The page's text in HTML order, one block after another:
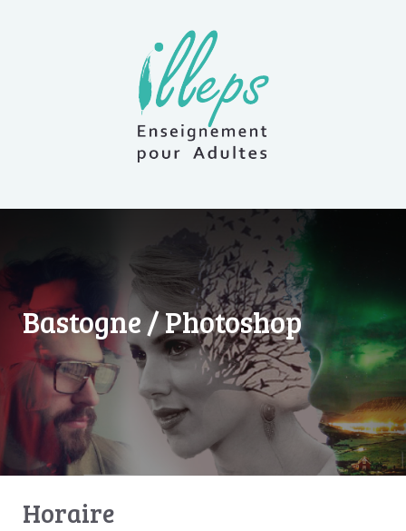
Bastogne / Photoshop
Horaire